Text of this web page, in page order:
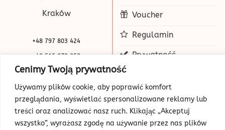
Cenimy Twoją prywatność
Używamy plików cookie, aby poprawić komfort
przeglądania, wyświetlać spersonalizowane reklamy lub
treści oraz analizować nasz ruch. Klikając „Akceptuj
wszystko”, wyrażasz zgodę na używanie przez nas plików
Kraków
+48 797 803 424
+48 515 070 250
biuro@beauty-park.pl
Voucher
Regulamin
Prywatność